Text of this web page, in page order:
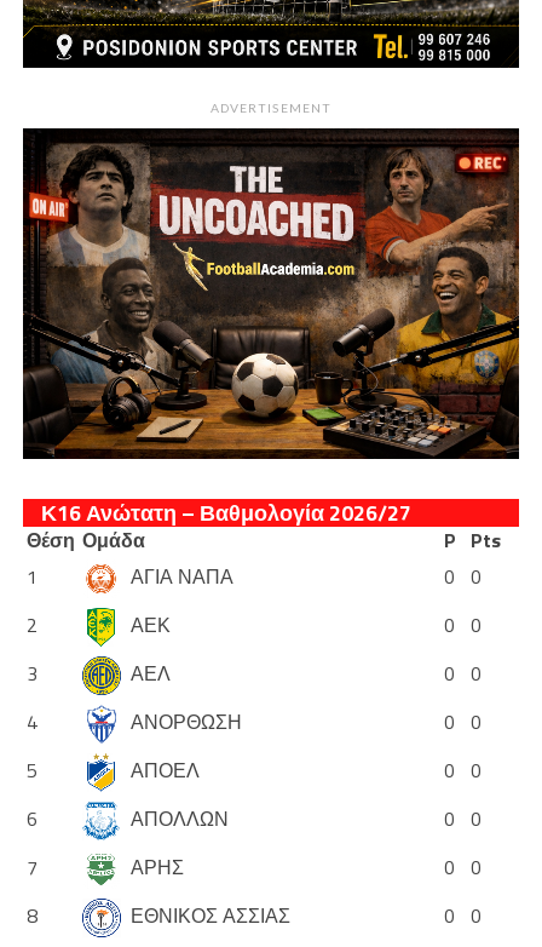
ADVERTISEMENT
Κ16 Ανώτατη – Βαθμολογία 2026/27
Θέση Ομάδα P Pts
1
ΑΓΙΑ ΝΑΠΑ 0 0
2
ΑΕΚ 0 0
3
ΑΕΛ 0 0
4
ΑΝΟΡΘΩΣΗ 0 0
5
ΑΠΟΕΛ 0 0
6
ΑΠΟΛΛΩΝ 0 0
7
ΑΡΗΣ 0 0
8
ΕΘΝΙΚΟΣ ΑΣΣΙΑΣ 0 0